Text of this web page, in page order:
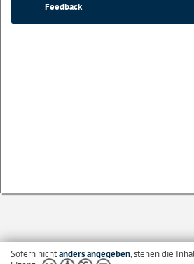
Feedback
Sofern nichtanders angegeben, stehen die